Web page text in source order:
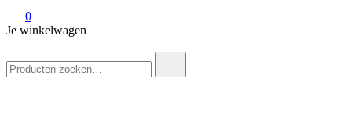
0
Je winkelwagen
naar: